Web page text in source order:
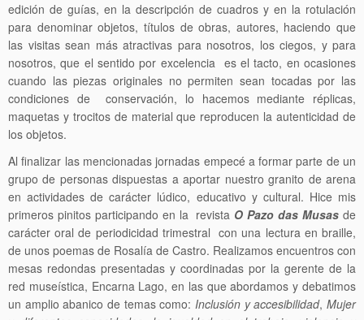
edición de guías, en la descripción de cuadros y en la rotulación
para denominar objetos, títulos de obras, autores, haciendo que
las visitas sean más atractivas para nosotros, los ciegos, y para
nosotros, que el sentido por excelencia es el tacto, en ocasiones
cuando las piezas originales no permiten sean tocadas por las
condiciones de conservación, lo hacemos mediante réplicas,
maquetas y trocitos de material que reproducen la autenticidad de
los objetos.
Al finalizar las mencionadas jornadas empecé a formar parte de un
grupo de personas dispuestas a aportar nuestro granito de arena
en actividades de carácter lúdico, educativo y cultural. Hice mis
primeros pinitos participando en la revista O Pazo das Musas de
carácter oral de periodicidad trimestral con una lectura en braille,
de unos poemas de Rosalía de Castro. Realizamos encuentros con
mesas redondas presentadas y coordinadas por la gerente de la
red museística, Encarna Lago, en las que abordamos y debatimos
un amplio abanico de temas como: Inclusión y accesibilidad,Mujer